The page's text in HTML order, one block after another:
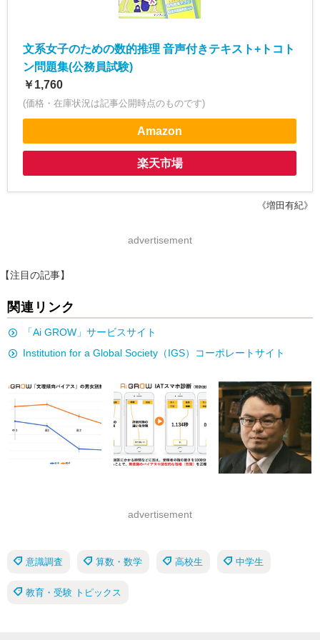
文系女子のための数的推理 音声付きテキスト+トコト
ン問題集(公務員試験)
￥1,760
(価格・在庫状況は記事公開時点のものです)
Amazon
楽天市場
《増田有紀》
advertisement
【注目の記事】
関連リンク
「Ai GROW」サービスサイト
Institution for a Global Society（IGS）コーポレートサイト
advertisement
意識調査 算数・数学 高校生 中学生
教育・受験 トピックス